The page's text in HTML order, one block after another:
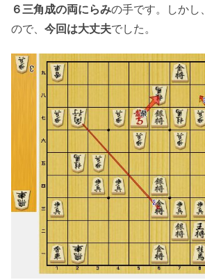
６三角成の両にらみの手です。しかし、
ので、 今回は大丈夫でした。